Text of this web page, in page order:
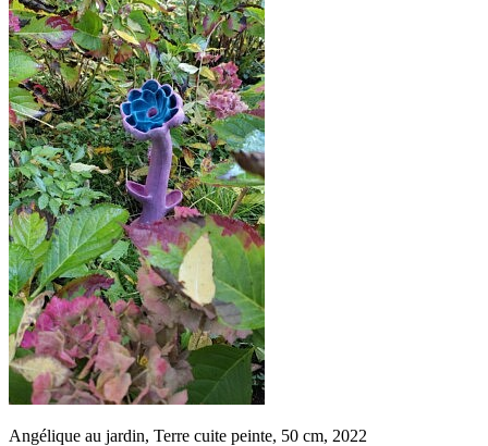
Angélique au jardin, Terre cuite peinte, 50 cm, 2022